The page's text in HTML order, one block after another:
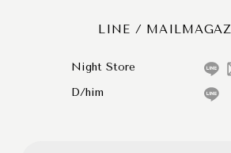
LINE /
Night Store
D/him